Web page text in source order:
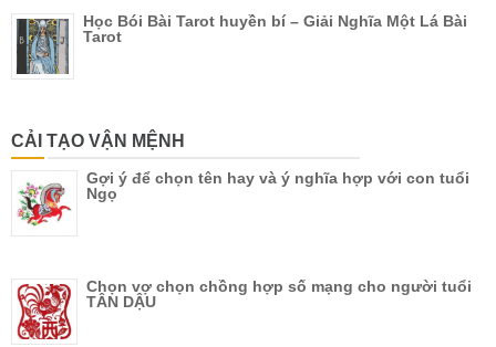
Học Bói Bài Tarot huyền bí – Giải Nghĩa Một Lá Bài
Tarot
CẢI TẠO VẬN MỆNH
Gợi ý để chọn tên hay và ý nghĩa hợp với con tuổi
Ngọ
Chọn vợ chọn chồng hợp số mạng cho người tuổi
TÂN DẬU